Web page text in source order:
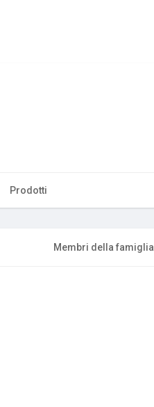
Prodotti
Membri della famiglia